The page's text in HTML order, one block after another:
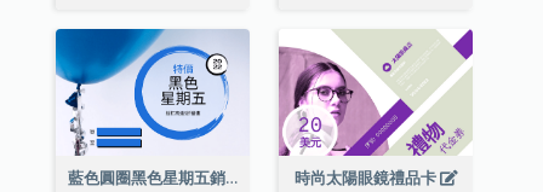
藍色圓圈黑色星期五銷售禮品卡 時尚太陽眼鏡禮品卡